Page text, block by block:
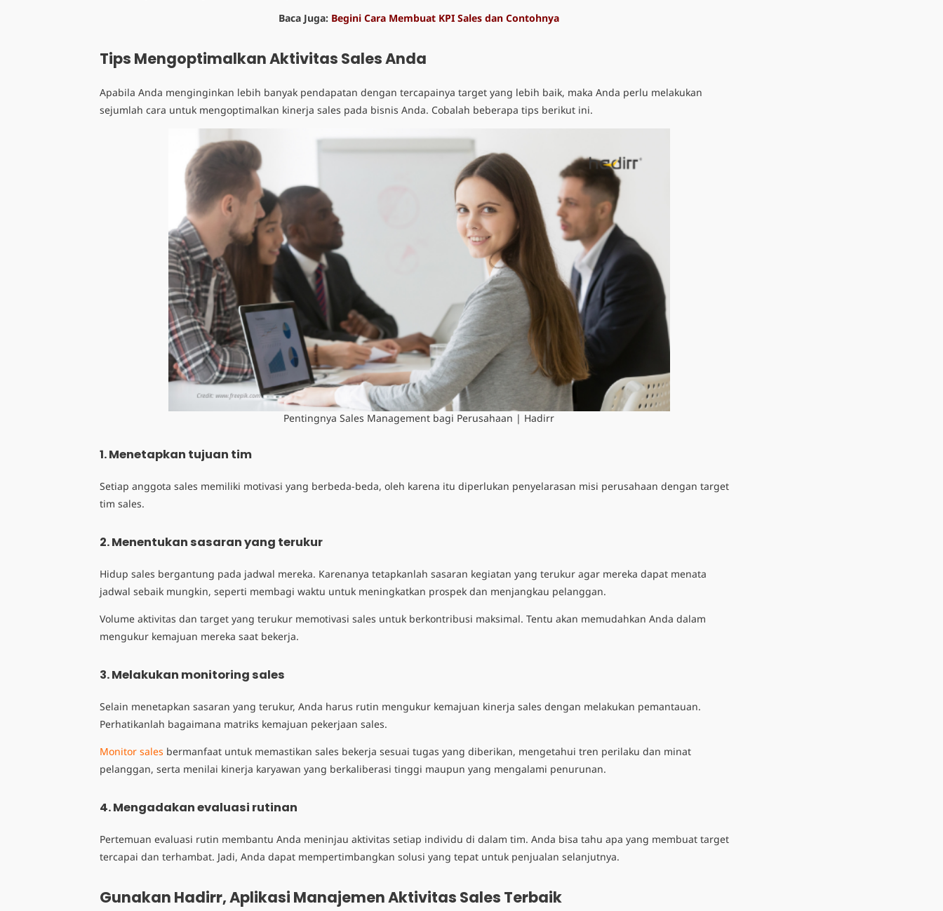
Baca Juga: Begini Cara Membuat KPI Sales dan Contohnya
Tips Mengoptimalkan Aktivitas Sales Anda
Apabila Anda menginginkan lebih banyak pendapatan dengan tercapainya target yang lebih baik, maka Anda perlu melakukan
sejumlah cara untuk mengoptimalkan kinerja sales pada bisnis Anda. Cobalah beberapa tips berikut ini.
Pentingnya Sales Management bagi Perusahaan | Hadirr
1. Menetapkan tujuan tim
Setiap anggota sales memiliki motivasi yang berbeda-beda, oleh karena itu diperlukan penyelarasan misi perusahaan dengan target
tim sales.
2. Menentukan sasaran yang terukur
Hidup sales bergantung pada jadwal mereka. Karenanya tetapkanlah sasaran kegiatan yang terukur agar mereka dapat menata
jadwal sebaik mungkin, seperti membagi waktu untuk meningkatkan prospek dan menjangkau pelanggan.
Volume aktivitas dan target yang terukur memotivasi sales untuk berkontribusi maksimal. Tentu akan memudahkan Anda dalam
mengukur kemajuan mereka saat bekerja.
3. Melakukan monitoring sales
Selain menetapkan sasaran yang terukur, Anda harus rutin mengukur kemajuan kinerja sales dengan melakukan pemantauan.
Perhatikanlah bagaimana matriks kemajuan pekerjaan sales.
Monitor sales bermanfaat untuk memastikan sales bekerja sesuai tugas yang diberikan, mengetahui tren perilaku dan minat
pelanggan, serta menilai kinerja karyawan yang berkaliberasi tinggi maupun yang mengalami penurunan.
4. Mengadakan evaluasi rutinan
Pertemuan evaluasi rutin membantu Anda meninjau aktivitas setiap individu di dalam tim. Anda bisa tahu apa yang membuat target
tercapai dan terhambat. Jadi, Anda dapat mempertimbangkan solusi yang tepat untuk penjualan selanjutnya.
Gunakan Hadirr, Aplikasi Manajemen Aktivitas Sales Terbaik